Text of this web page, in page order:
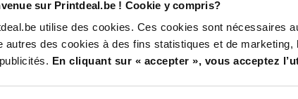
sur Printdeal.be ! Cookie y compris?
utilise des cookies. Ces cookies sont nécessaires
autres des cookies à des fins statistiques et de marketing,
En cliquant sur « accepter », vous acceptez